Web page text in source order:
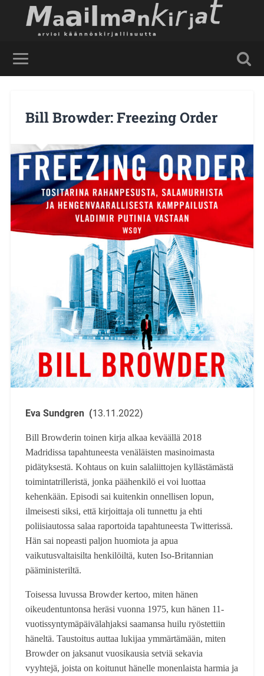
Bill Browder: Freezing Order
Eva Sundgren (13.11.2022)
Bill Browderin toinen kirja alkaa keväällä 2018
Madridissa tapahtuneesta venäläisten masinoimasta
pidätyksestä. Kohtaus on kuin salaliittojen kyllästämästä
toimintatrilleristä, jonka päähenkilö ei voi luottaa
kehenkään. Episodi sai kuitenkin onnellisen lopun,
ilmeisesti siksi, että kirjoittaja oli tunnettu ja ehti
poliisiautossa salaa raportoida tapahtuneesta Twitterissä.
Hän sai nopeasti paljon huomiota ja apua
vaikutusvaltaisilta henkilöiltä, kuten Iso-Britannian
pääministeriltä.
Toisessa luvussa Browder kertoo, miten hänen
oikeudentuntonsa heräsi vuonna 1975, kun hänen 11-
vuotissyntymäpäivälahjaksi saamansa huilu ryöstettiin
häneltä. Taustoitus auttaa lukijaa ymmärtämään, miten
Browder on jaksanut vuosikausia setviä sekavia
vyyhtejä, joista on koitunut hänelle monenlaista harmia ja